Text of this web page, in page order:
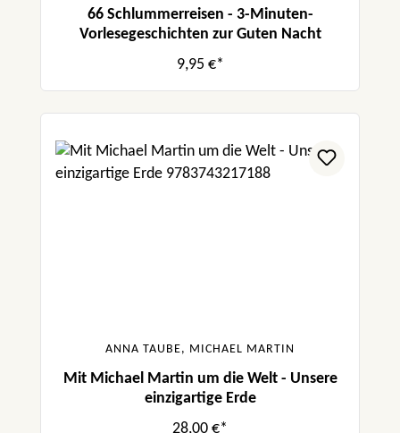
66 Schlummerreisen - 3-Minuten-
Vorlesegeschichten zur Guten Nacht
9,95 €*
ANNA TAUBE, MICHAEL MARTIN
Mit Michael Martin um die Welt - Unsere
einzigartige Erde
28,00 €*